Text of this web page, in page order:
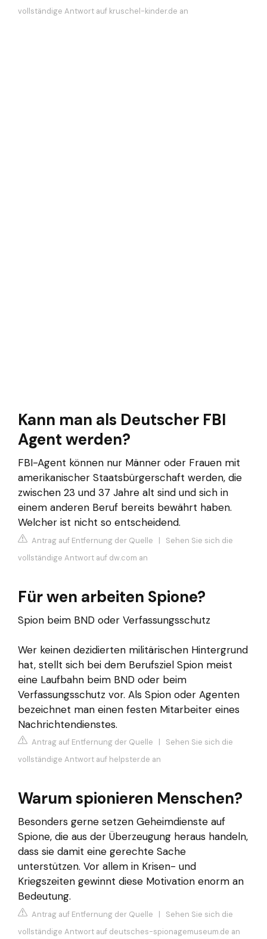
vollständige Antwort auf kruschel-kinder.de an
Kann man als Deutscher FBI
Agent werden?
FBI-Agent können nur Männer oder Frauen mit
amerikanischer Staatsbürgerschaft werden, die
zwischen 23 und 37 Jahre alt sind und sich in
einem anderen Beruf bereits bewährt haben.
Welcher ist nicht so entscheidend.
Antrag auf Entfernung der Quelle | Sehen Sie sich die
vollständige Antwort auf dw.com an
Für wen arbeiten Spione?
Spion beim BND oder Verfassungsschutz
Wer keinen dezidierten militärischen Hintergrund
hat, stellt sich bei dem Berufsziel Spion meist
eine Laufbahn beim BND oder beim
Verfassungsschutz vor. Als Spion oder Agenten
bezeichnet man einen festen Mitarbeiter eines
Nachrichtendienstes.
Antrag auf Entfernung der Quelle | Sehen Sie sich die
vollständige Antwort auf helpster.de an
Warum spionieren Menschen?
Besonders gerne setzen Geheimdienste auf
Spione, die aus der Überzeugung heraus handeln,
dass sie damit eine gerechte Sache
unterstützen. Vor allem in Krisen- und
Kriegszeiten gewinnt diese Motivation enorm an
Bedeutung.
Antrag auf Entfernung der Quelle | Sehen Sie sich die
vollständige Antwort auf deutsches-spionagemuseum.de an